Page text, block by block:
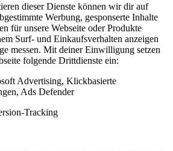
dieser Dienste können wir dir auf
Werbung, gesponserte Inhalte
für unsere Webseite oder Produkte
Surf- und Einkaufsverhalten anzeigen
messen. Mit deiner Einwilligung setzen
folgende Drittdienste ein:
Advertising, Klickbasierte
Ads Defender
Tracking